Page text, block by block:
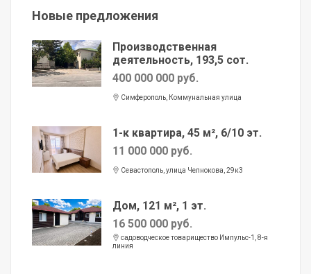
Новые предложения
Производственная
деятельность, 193,5 сот.
400 000 000 руб.
Симферополь, Коммунальная улица
1-к квартира, 45 м², 6/10 эт.
11 000 000 руб.
Севастополь, улица Челнокова, 29к3
Дом, 121 м², 1 эт.
16 500 000 руб.
садоводческое товарищество Импульс-1, 8-я
линия